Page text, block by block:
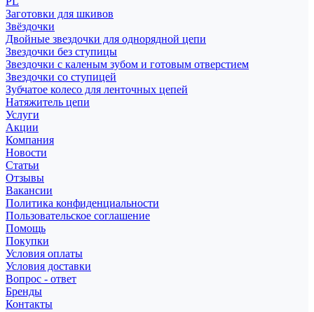
Заготовки для шкивов
Звёздочки
Двойные звездочки для однорядной цепи
Звездочки без ступицы
Звездочки с каленым зубом и готовым отверстием
Звездочки со ступицей
Зубчатое колесо для ленточных цепей
Натяжитель цепи
Услуги
Акции
Компания
Новости
Статьи
Отзывы
Вакансии
Политика конфиденциальности
Пользовательское соглашение
Помощь
Покупки
Условия оплаты
Условия доставки
Вопрос - ответ
Бренды
Контакты